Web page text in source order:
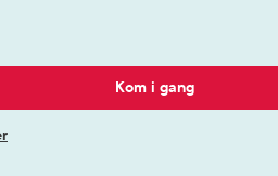
Kom i gang